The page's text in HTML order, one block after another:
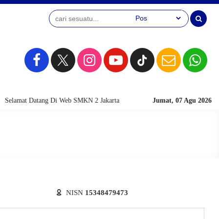
Jumat, 07 Agu 2026
Selamat Datang Di Web SMKN 2 Jakarta
NISN 15348479473